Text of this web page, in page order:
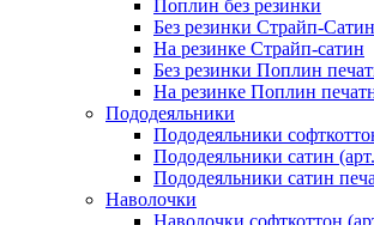
Поплин без резинки
Без резинки Страйп-Сатин
На резинке Страйп-сатин
Без резинки Поплин
На резинке Поплин
Пододеяльники
Пододеяльники
Пододеяльники сатин
Пододеяльники сатин
Наволочки
Наволочки софткоттон